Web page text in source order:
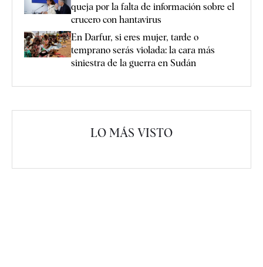
queja por la falta de información sobre el
crucero con hantavirus
En Darfur, si eres mujer, tarde o
temprano serás violada: la cara más
siniestra de la guerra en Sudán
LO MÁS VISTO